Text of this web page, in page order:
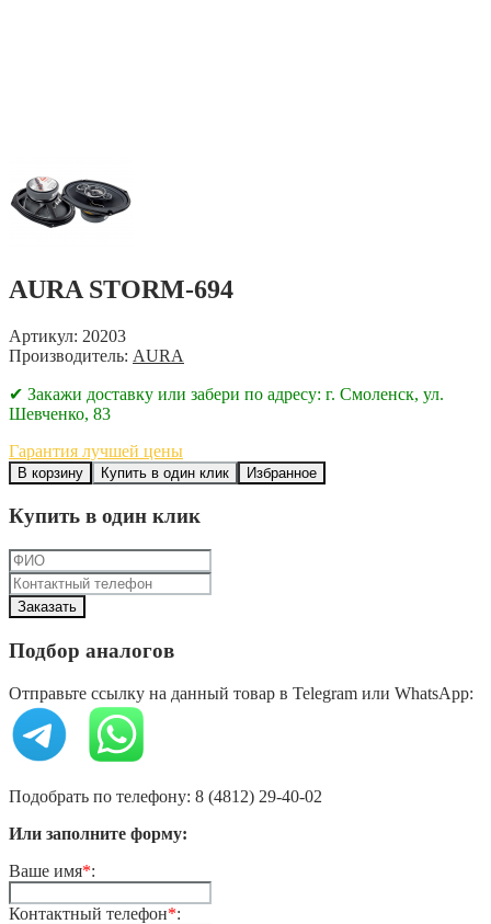
AURA STORM-694
Артикул: 20203
Производитель: AURA
✔ Закажи доставку или забери по адресу: г. Смоленск, ул.
Шевченко, 83
Гарантия лучшей цены
В корзину Купить в один клик Избранное
Купить в один клик
Подбор аналогов
Отправьте ссылку на данный товар в Telegram или WhatsApp:
Подобрать по телефону: 8 (4812) 29-40-02
Или заполните форму:
Ваше имя*:
Контактный телефон*: